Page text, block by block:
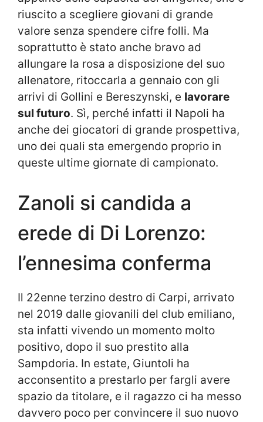
riuscito a scegliere giovani di grande
valore senza spendere cifre folli. Ma
soprattutto è stato anche bravo ad
allungare la rosa a disposizione del suo
allenatore, ritoccarla a gennaio con gli
arrivi di Gollini e Bereszynski, e lavorare
sul futuro. Sì, perché infatti il Napoli ha
anche dei giocatori di grande prospettiva,
uno dei quali sta emergendo proprio in
queste ultime giornate di campionato.
Zanoli si candida a
erede di Di Lorenzo:
l’ennesima conferma
Il 22enne terzino destro di Carpi, arrivato
nel 2019 dalle giovanili del club emiliano,
sta infatti vivendo un momento molto
positivo, dopo il suo prestito alla
Sampdoria. In estate, Giuntoli ha
acconsentito a prestarlo per fargli avere
spazio da titolare, e il ragazzo ci ha messo
davvero poco per convincere il suo nuovo